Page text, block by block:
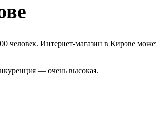
человек. Интернет-магазин в Кирове
— очень высокая.